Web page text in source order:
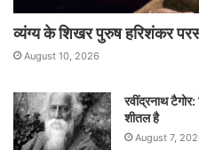
व्यंग्य के शिखर पुरुष हरिशंकर
August 10, 2026
रवींद्रनाथ
शीतल है
August 7,